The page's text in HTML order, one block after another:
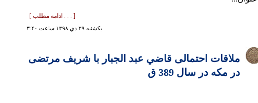
[ . . . ادامه مطلب ]
يكشنبه ۲۹ دي ۱۳۹۸ ساعت ۳:۴۰
ملاقات احتمالی قاضي عبد الجبار با شريف مرتضی
در مکه در سال 389 ق